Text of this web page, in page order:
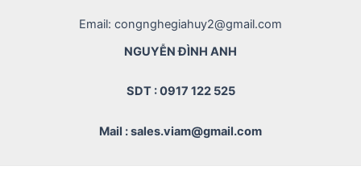
Email: congnghegiahuy2@gmail.com
NGUYỄN ĐÌNH ANH
SDT : 0917 122 525
Mail : sales.viam@gmail.com